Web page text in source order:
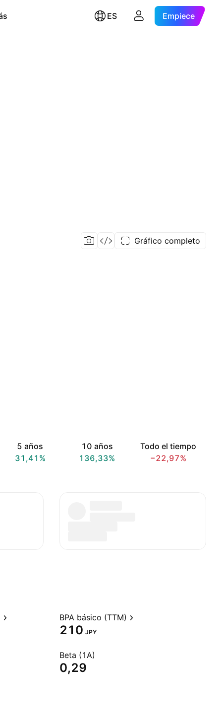
ES Empiece
Gráfico completo
5 años
31,41%
10 años
136,33%
Todo el tiempo
−22,97%
BPA básico (TTM)
210 JPY
Beta (1A)
0,29